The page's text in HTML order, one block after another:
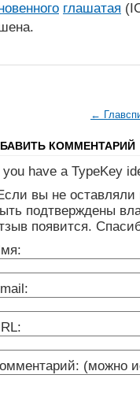
глашатая
←
КОММЕНТАРИЙ
you have a TypeKey
вы не
подтверждены
появится.
(можно